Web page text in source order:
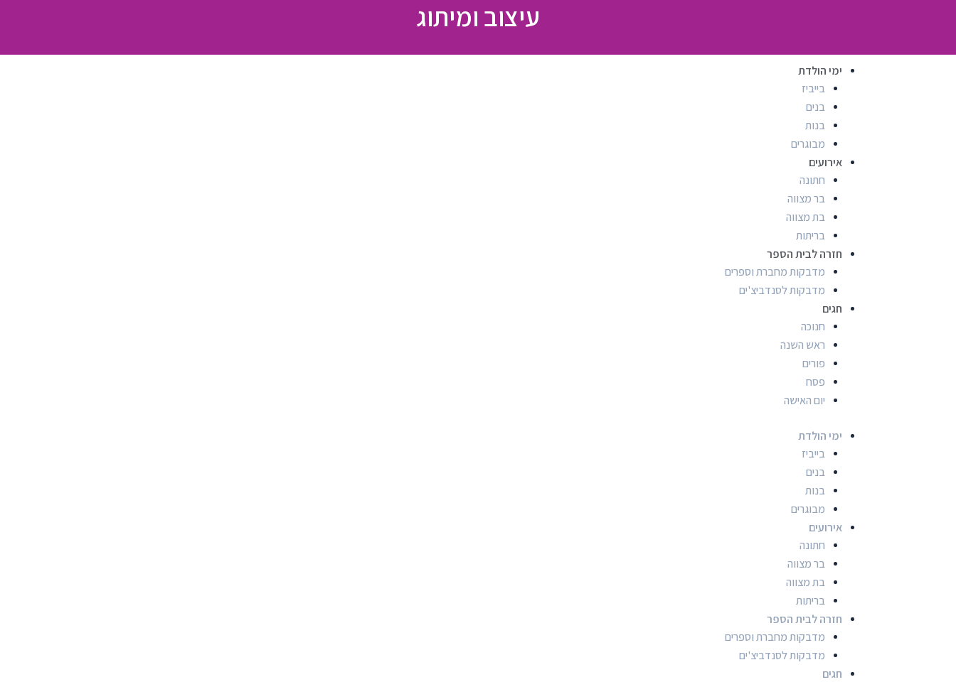
עיצוב ומיתוג
ימי הולדת
בייביז
בנים
בנות
מבוגרים
אירועים
חתונה
בר מצווה
בת מצווה
בריתות
חזרה לבית הספר
מדבקות מחברת וספרים
מדבקות לסנדביצ'ים
חגים
חנוכה
ראש השנה
פורים
פסח
יום האישה
ימי הולדת
בייביז
בנים
בנות
מבוגרים
אירועים
חתונה
בר מצווה
בת מצווה
בריתות
חזרה לבית הספר
מדבקות מחברת וספרים
מדבקות לסנדביצ'ים
חגים